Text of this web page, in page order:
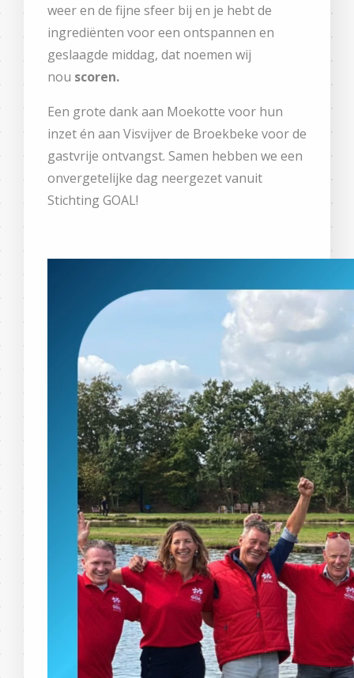
weer en de fijne sfeer bij en je hebt de
ingrediënten voor een ontspannen en
geslaagde middag, dat noemen wij
nou scoren.
Een grote dank aan Moekotte voor hun
inzet én aan Visvijver de Broekbeke voor de
gastvrije ontvangst. Samen hebben we een
onvergetelijke dag neergezet vanuit
Stichting GOAL!